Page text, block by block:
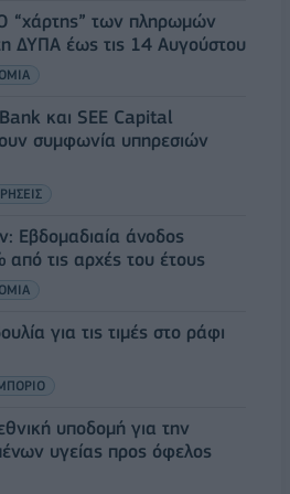
“χάρτης” των πληρωμών
ΔΥΠΑ έως τις 14 Αυγούστου
και SEE Capital
συμφωνία υπηρεσιών
Εβδομαδιαία άνοδος
τις αρχές του έτους
για τις τιμές στο ράφι
υποδομή για την
υγείας προς όφελος